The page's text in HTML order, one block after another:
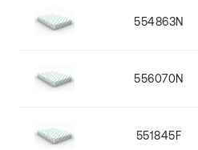
554863N
556070N
551845F